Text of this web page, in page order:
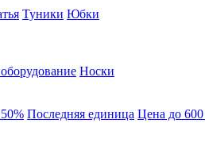
Туники Юбки
Носки
Последняя единица Цена до 600